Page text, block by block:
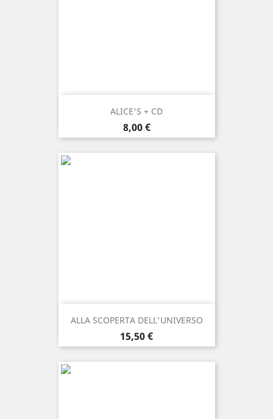
ALICE'S + CD
Prezzo
8,00 €
ALLA SCOPERTA DELL'UNIVERSO
Prezzo
15,50 €